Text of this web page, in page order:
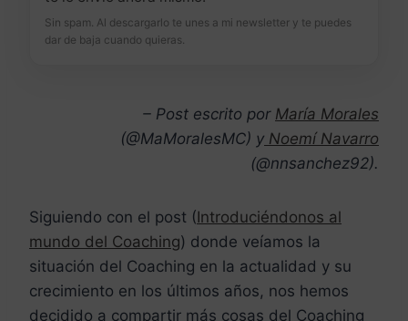
Sin spam. Al descargarlo te unes a mi newsletter y te puedes
dar de baja cuando quieras.
– Post escrito por María Morales
(@MaMoralesMC) y Noemí Navarro
(@nnsanchez92).
Siguiendo con el post (Introduciéndonos al
mundo del Coaching) donde veíamos la
situación del Coaching en la actualidad y su
crecimiento en los últimos años, nos hemos
decidido a compartir más cosas del Coaching